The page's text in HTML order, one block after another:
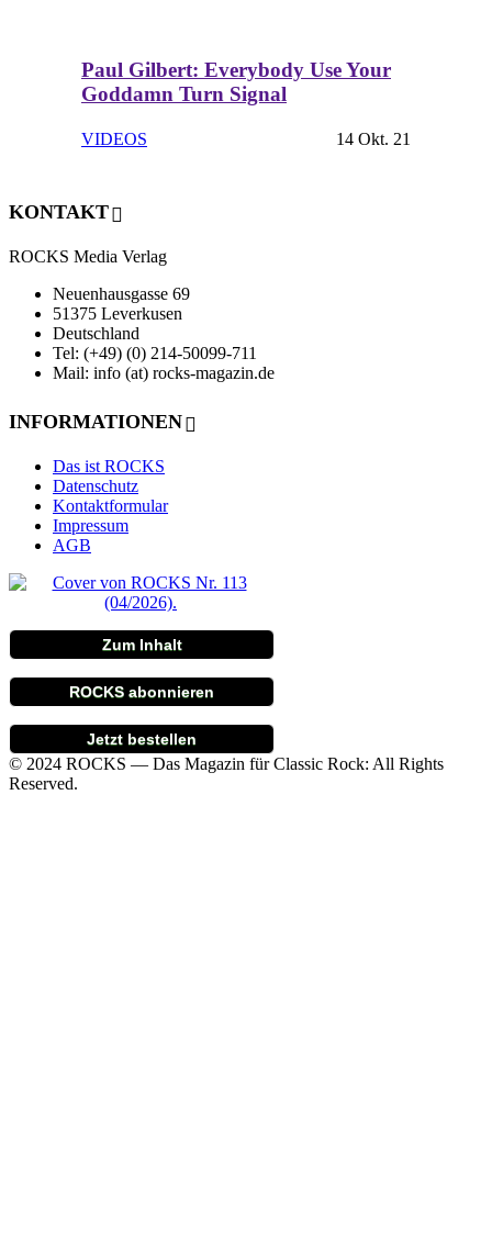
Paul Gilbert: Everybody Use Your
Goddamn Turn Signal
VIDEOS 14 Okt. 21
KONTAKT
ROCKS Media Verlag
Neuenhausgasse 69
51375 Leverkusen
Deutschland
Tel: (+49) (0) 214-50099-711
Mail: info (at) rocks-magazin.de
INFORMATIONEN
Das ist ROCKS
Datenschutz
Kontaktformular
Impressum
AGB
Zum Inhalt
ROCKS abonnieren
Jetzt bestellen
© 2024 ROCKS — Das Magazin für Classic Rock: All Rights
Reserved.